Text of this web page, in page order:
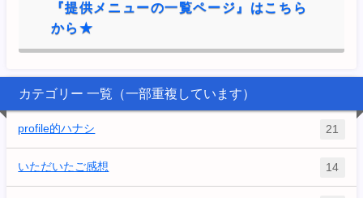
『提供メニューの一覧ページ』はこちら
から★
カテゴリー 一覧（一部重複しています）
profile的ハナシ 21
いただいたご感想 14